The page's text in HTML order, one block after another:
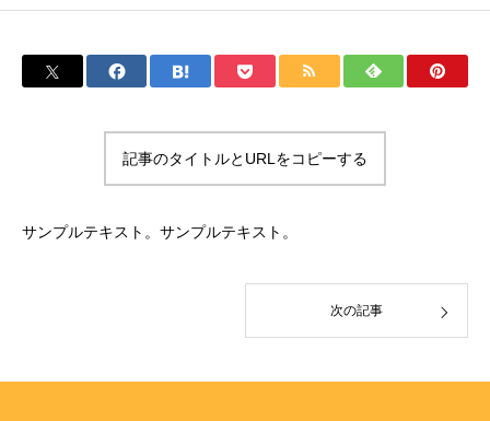
記事のタイトルとURLをコピーする
サンプルテキスト。サンプルテキスト。
次の記事